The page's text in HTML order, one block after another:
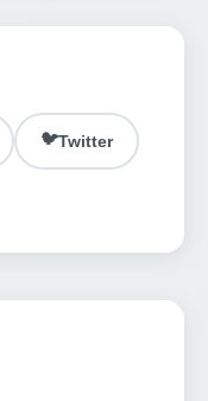
🐦Twitter